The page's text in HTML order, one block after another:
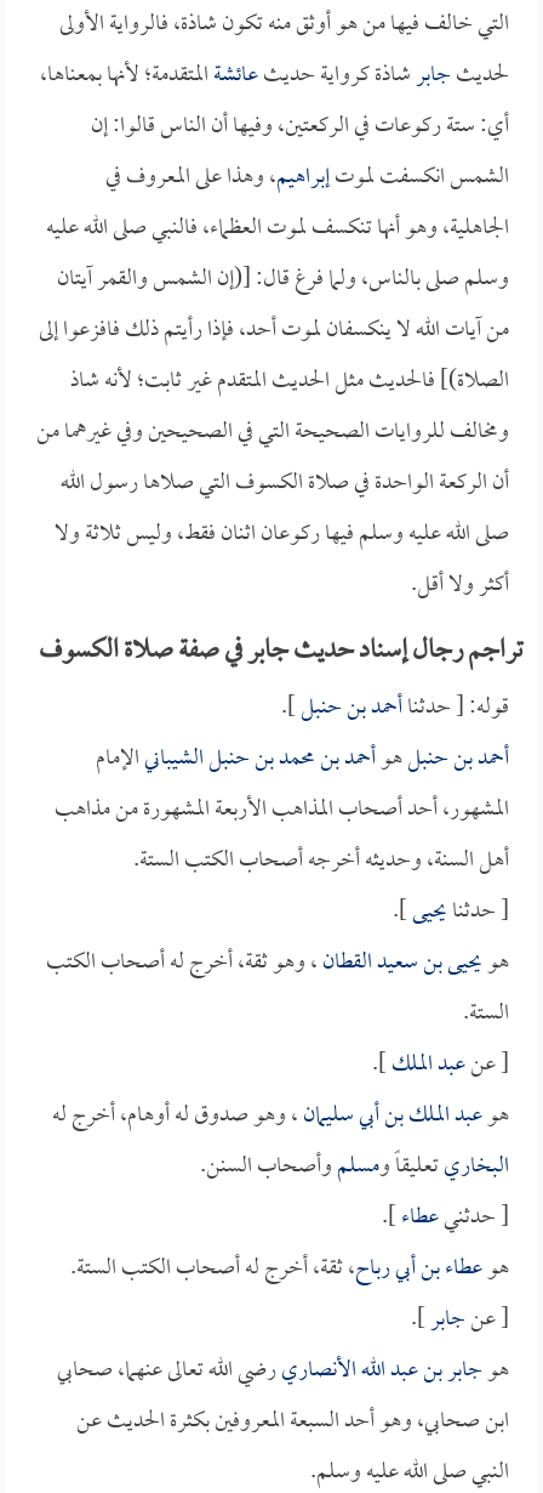
التي خالف فيها من هو أوثق منه تكون شاذة، فالرواية الأولى
لحديثجابرشاذة كرواية حديثعائشةالمتقدمة؛ لأنها بمعناها،
أي: ستة ركوعات في الركعتين، وفيها أن الناس قالوا: إن
الشمس انكسفت لموتإبراهيم، وهذا على المعروف في
الجاهلية، وهو أنها تنكسف لموت العظماء، فالنبي صلى الله عليه
وسلم صلى بالناس، ولما فرغ قال: [(إن الشمس والقمر آيتان
من آيات الله لا ينكسفان لموت أحد، فإذا رأيتم ذلك فافزعوا إلى
الصلاة)] فالحديث مثل الحديث المتقدم غير ثابت؛ لأنه شاذ
ومخالف للروايات الصحيحة التي في الصحيحين وفي غيرهما من
أن الركعة الواحدة في صلاة الكسوف التي صلاها رسول الله
صلى الله عليه وسلم فيها ركوعان اثنان فقط، وليس ثلاثة ولا
أكثر ولا أقل.
تراجم رجال إسناد حديث جابر في صفة صلاة الكسوف
قوله: [ حدثناأحمد بن حنبل].
أحمد بن حنبلهوأحمد بن محمد بن حنبل الشيبانيالإمام
المشهور، أحد أصحاب المذاهب الأربعة المشهورة من مذاهب
أهل السنة، وحديثه أخرجه أصحاب الكتب الستة.
[ حدثنايحيى].
هويحيى بن سعيد القطان، وهو ثقة، أخرج له أصحاب الكتب
الستة.
[ عنعبد الملك].
هوعبد الملك بن أبي سليمان، وهو صدوق له أوهام، أخرج له
البخاريتعليقاً ومسلموأصحاب السنن.
[ حدثنيعطاء].
هوعطاء بن أبي رباح، ثقة، أخرج له أصحاب الكتب الستة.
[ عنجابر].
هوجابر بن عبد الله الأنصاريرضي الله تعالى عنهما، صحابي
ابن صحابي، وهو أحد السبعة المعروفين بكثرة الحديث عن
النبي صلى الله عليه وسلم.